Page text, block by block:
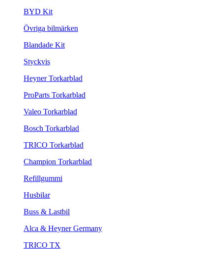
BYD Kit
Övriga bilmärken
Blandade Kit
Styckvis
Heyner Torkarblad
ProParts Torkarblad
Valeo Torkarblad
Bosch Torkarblad
TRICO Torkarblad
Champion Torkarblad
Refillgummi
Husbilar
Buss & Lastbil
Alca & Heyner Germany
TRICO TX